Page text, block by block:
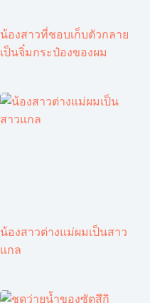
น้องสาวที่ชอบเก็บตัวกลาย
เป็นจิ๋มกระป๋องของผม
น้องสาวต่างแม่ผมเป็นสาว
แกล